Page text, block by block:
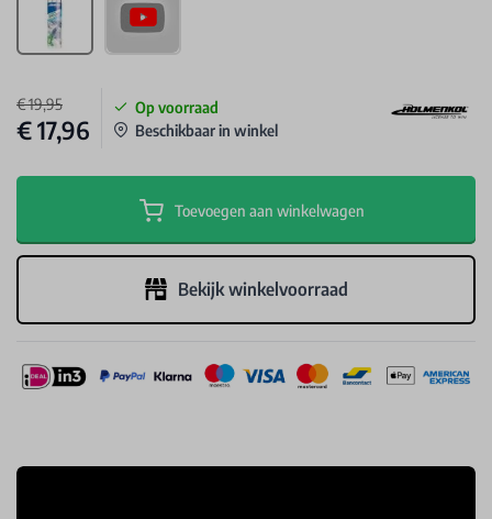
€ 19,95
€ 17,96
Op voorraad
Beschikbaar in winkel
Toevoegen aan winkelwagen
Bekijk winkelvoorraad